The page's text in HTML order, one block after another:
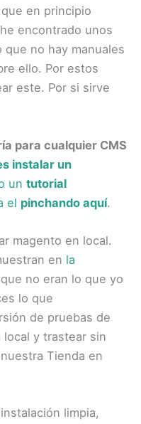
en principio
encontrado unos
no hay manuales
ello. Por estos
este. Por si sirve
para cualquier CMS
instalar un
un tutorial
el pinchando aquí.
magento en local.
en la
no eran lo que yo
lo que
de pruebas de
local y trastear sin
Tienda en
limpia,